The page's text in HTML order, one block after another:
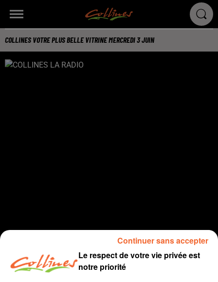
COLLINES VOTRE PLUS BELLE VITRINE MERCREDI 3 JUIN
Le respect de votre vie privée est
notre priorité
Continuer sans accepter